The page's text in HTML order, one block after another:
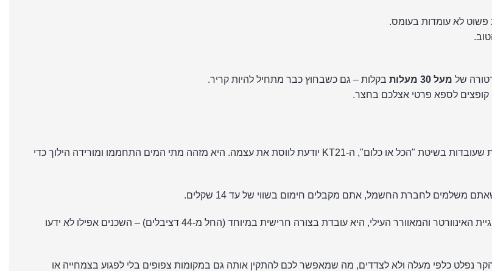
פשוט לא עומדות בעומס.
של מעל 30 מעלות
בקלות – גם כשבחוץ כבר מתחיל להיות קריר.
קופצים לספא פרטי אצלכם בחצר.
בניגוד למשאבות ישנות שעובדות בשיטת "הכל או כלום", ה-KT21 יודעת לווסת את עצמה. היא מזהה מתי המים התחממו ומורידה הילוך כדי
המשאבה הזו לא נשמעת כמו טרקטור. בזכות טכנולוגיית האינוורטר והמאוורר העילי, היא עובדת בצורה חרישית במיוחד (החל מ-44 דציבלים) – השכנים אפילו לא ידעו
הקר נפלט כלפי מעלה ולא לצדדים, מה שמאפשר לכם להתקין אותה גם במקומות צפופים בלי לפגוע בצמחייה או